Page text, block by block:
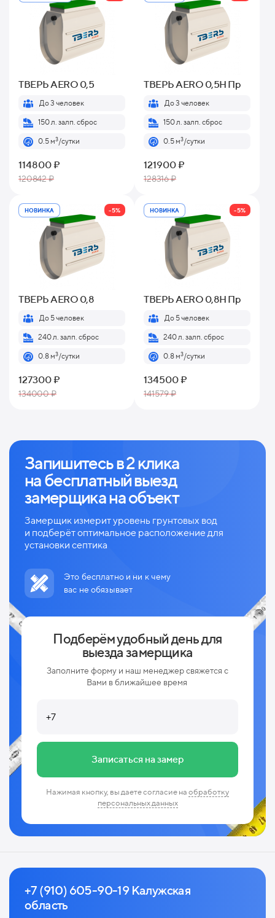
ТВЕРЬ AERO 0,5
До 3 человек
150 л. залп. сброс
0.5 м3/сутки
114800 ₽
120842 ₽
ТВЕРЬ AERO 0,5H Пр
До 3 человек
150 л. залп. сброс
0.5 м3/сутки
121900 ₽
128316 ₽
НОВИНКА -5%
ТВЕРЬ AERO 0,8
До 5 человек
240 л. залп. сброс
0.8 м3/сутки
127300 ₽
134000 ₽
НОВИНКА -5%
ТВЕРЬ AERO 0,8H Пр
До 5 человек
240 л. залп. сброс
0.8 м3/сутки
134500 ₽
141579 ₽
Запишитесь в 2 клика
набесплатный выезд
замерщика на объект
Замерщик измерит уровень грунтовых вод
и подберёт оптимальное расположение для
установки септика
Это бесплатно и ни к чему
вас не обязывает
Подберём удобный день для
выезда замерщика
Заполните форму и наш менеджер свяжется с
Вами в ближайшее время
Записаться на замер
Нажимая кнопку, вы даете согласие на обработку
персональных данных
+7 (910) 605-90-19 Калужская
область